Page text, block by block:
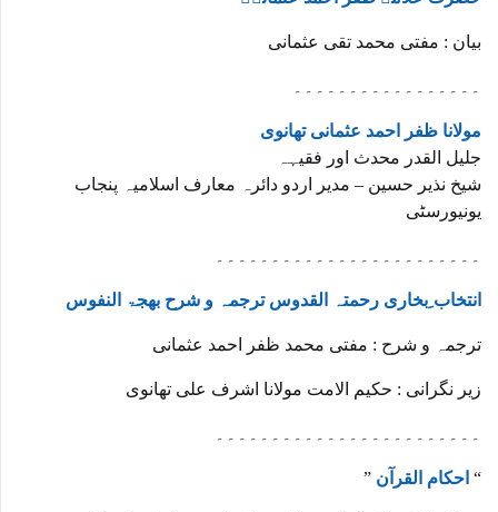
بیان : مفتی محمد تقی عثمانی
مولانا ظفر احمد عثمانی تھانوی
جلیل القدر محدث اور فقیہہ
شیخ نذیر حسین – مدیر اردو دائرہ معارف اسلامیہ پنجاب
یونیورسٹی
انتخاب ِبخاری رحمتہ القدوس ترجمہ و شرح بھجۃ النفوس
ترجمہ و شرح : مفتی محمد ظفر احمد عثمانی
زیر نگرانی : حکیم الامت مولانا اشرف علی تھانوی
” احکام القرآن “